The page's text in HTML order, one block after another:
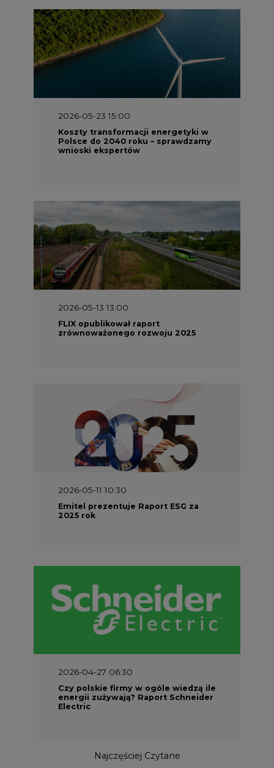
2026-05-23 15:00
Koszty transformacji energetyki w
Polsce do 2040 roku – sprawdzamy
wnioski ekspertów
2026-05-13 13:00
FLIX opublikował raport
zrównoważonego rozwoju 2025
2026-05-11 10:30
Emitel prezentuje Raport ESG za
2025 rok
2026-04-27 06:30
Czy polskie firmy w ogóle wiedzą ile
energii zużywają? Raport Schneider
Electric
Najczęściej Czytane